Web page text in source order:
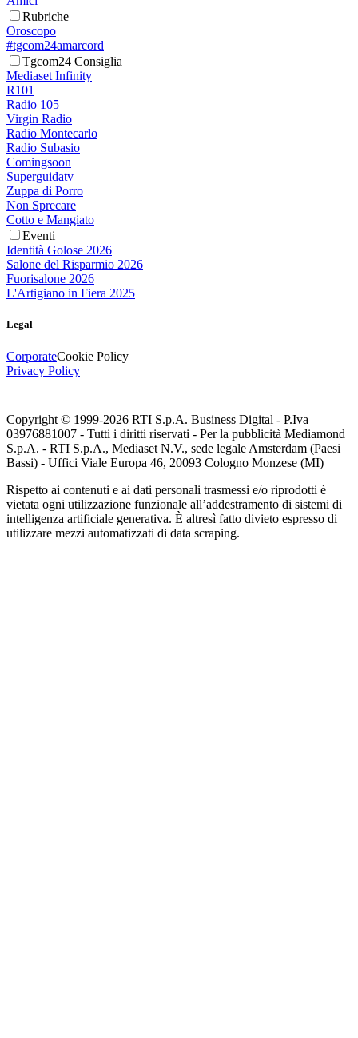
Rubriche
Oroscopo
#tgcom24amarcord
Tgcom24 Consiglia
Mediaset Infinity
R101
Radio 105
Virgin Radio
Radio Montecarlo
Radio Subasio
Comingsoon
Superguidatv
Zuppa di Porro
Non Sprecare
Cotto e Mangiato
Eventi
Identità Golose 2026
Salone del Risparmio 2026
Fuorisalone 2026
L'Artigiano in Fiera 2025
Legal
CorporateCookie Policy
Privacy Policy
Copyright © 1999-2026 RTI S.p.A. Business Digital - P.Iva
03976881007 - Tutti i diritti riservati - Per la pubblicità Mediamond
S.p.A. - RTI S.p.A., Mediaset N.V., sede legale Amsterdam (Paesi
Bassi) - Uffici Viale Europa 46, 20093 Cologno Monzese (MI)
Rispetto ai contenuti e ai dati personali trasmessi e/o riprodotti è
vietata ogni utilizzazione funzionale all’addestramento di sistemi di
intelligenza artificiale generativa. È altresì fatto divieto espresso di
utilizzare mezzi automatizzati di data scraping.